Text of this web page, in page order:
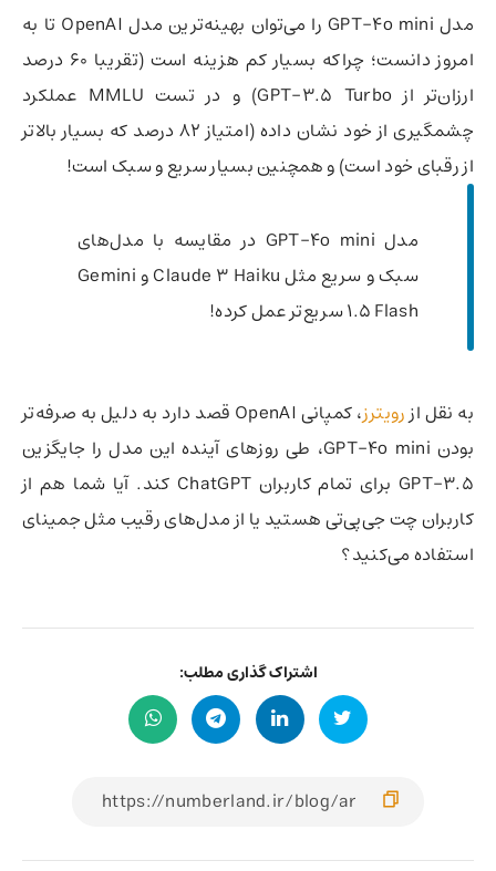
مدل GPT-4o mini را می‌توان بهینه‌ترین مدل OpenAI تا به
امروز دانست؛ چراکه بسیار کم هزینه است (تقریبا 60 درصد
ارزان‌تر از GPT-3.5 Turbo) و در تست MMLU عملکرد
چشمگیری از خود نشان داده (امتیاز 82 درصد که بسیار بالاتر
از رقبای خود است) و همچنین بسیار سریع و سبک است!
مدل GPT-4o mini در مقایسه با مدل‌های
سبک و سریع مثل Claude 3 Haiku و Gemini
1.5 Flash سریع‌تر عمل کرده!
به نقل ازرویترز
، کمپانی OpenAI قصد دارد به دلیل به صرفه‌تر
بودن GPT-4o mini، طی روزهای آینده این مدل را جایگزین
GPT-3.5 برای تمام کاربران ChatGPT کند. آیا شما هم از
کاربران چت جی‌پی‌تی هستید یا از مدل‌های رقیب مثل جمینای
استفاده می‌کنید؟
اشتراک گذاری مطلب: